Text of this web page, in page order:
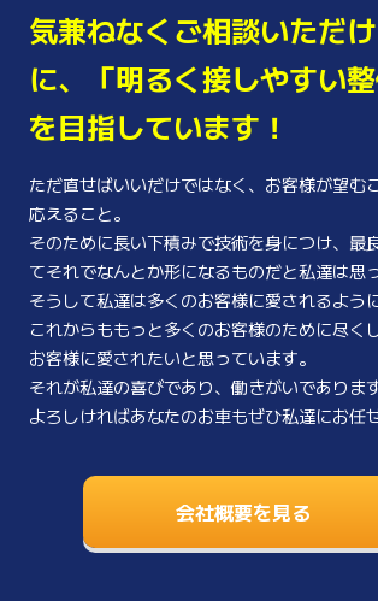
気兼ねなくご相談いただ
に、
「明るく接しやすい
を目指しています！
ただ直せばいいだけではなく、お客様が望む
応えること。
そのために長い下積みで技術を身につけ、最
てそれでなんとか形になるものだと私達は思
そうして私達は多くのお客様に愛されるよう
これからももっと多くのお客様のために尽く
お客様に愛されたいと思っています。
それが私達の喜びであり、働きがいであります
よろしければあなたのお車もぜひ私達にお任
会社概要を見る